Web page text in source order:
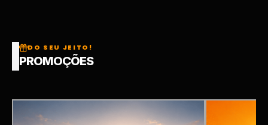
DO SEU JEITO!
PROMOÇÕES